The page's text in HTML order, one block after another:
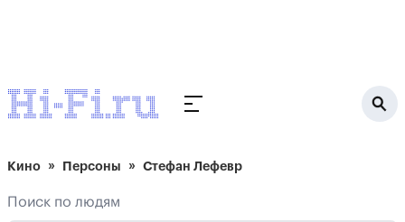
Кино Персоны Стефан Лефевр
Поиск по людям